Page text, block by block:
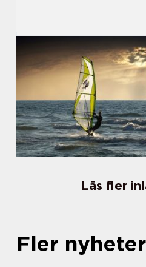
Läs fler
Fler nyheter